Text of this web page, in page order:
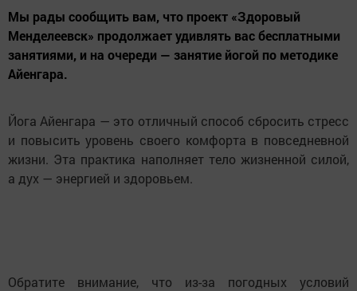
Мы рады сообщить вам, что проект «Здоровый
Менделеевск» продолжает удивлять вас бесплатными
занятиями, и на очереди — занятие йогой по методике
Айенгара.
Йога Айенгара — это отличный способ сбросить стресс
и повысить уровень своего комфорта в повседневной
жизни. Эта практика наполняет тело жизненной силой,
а дух — энергией и здоровьем.
Обратите внимание, что из-за погодных условий